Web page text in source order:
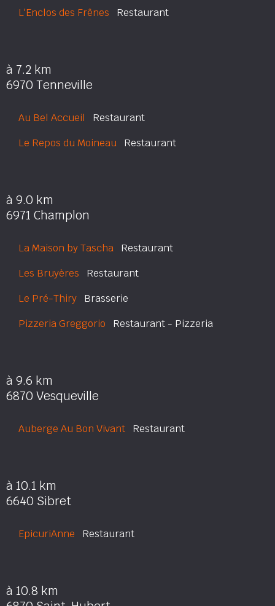
L'Enclos des Frênes Restaurant
à 7.2 km
6970 Tenneville
Au Bel Accueil Restaurant
Le Repos du Moineau Restaurant
à 9.0 km
6971 Champlon
La Maison by Tascha Restaurant
Les Bruyères Restaurant
Le Pré-Thiry Brasserie
Pizzeria Greggorio Restaurant - Pizzeria
à 9.6 km
6870 Vesqueville
Auberge Au Bon Vivant Restaurant
à 10.1 km
6640 Sibret
EpicuriAnne Restaurant
à 10.8 km